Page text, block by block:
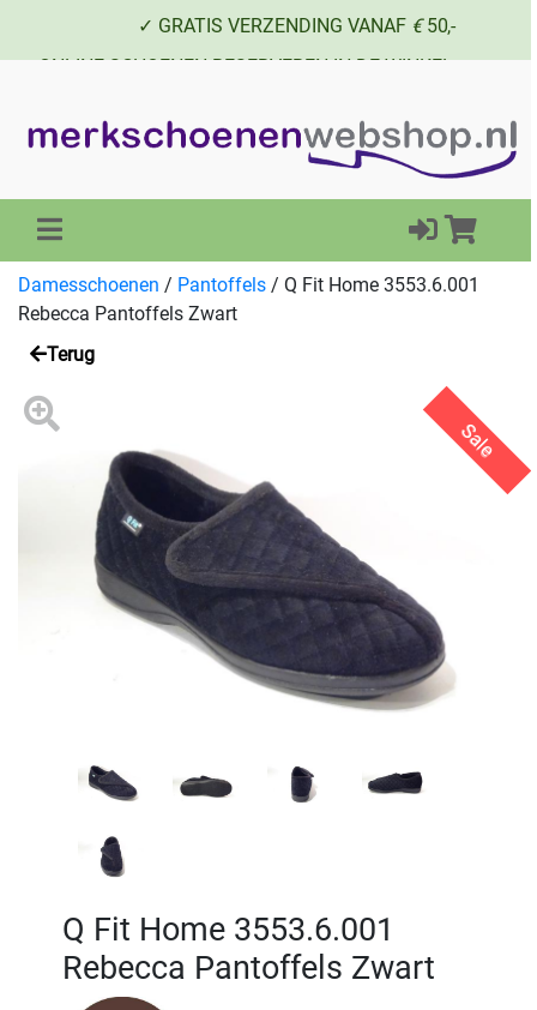
✓ GRATIS VERZENDING VANAF €50,-
✓ ONLINE SCHOENEN RESERVEREN IN DE WINKEL
Damesschoenen / Pantoffels / Q Fit Home 3553.6.001
Rebecca Pantoffels Zwart
Terug
Sale
Q Fit Home 3553.6.001
Rebecca Pantoffels Zwart